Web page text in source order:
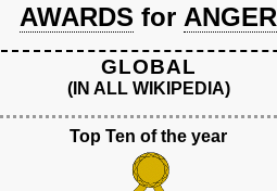
AWARDS for ANGER
GLOBAL
(IN ALL WIKIPEDIA)
Top Ten of the year